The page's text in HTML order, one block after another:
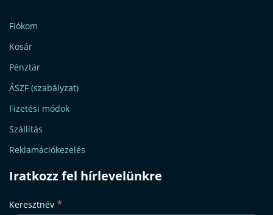
Fiókom
Kosár
Pénztár
ÁSZF (szabályzat)
Fizetési módok
Szállítás
Reklamációkezelés
Iratkozz fel hírlevelünkre
Keresztnév *